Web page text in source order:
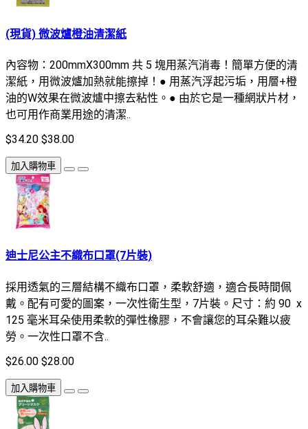
(現貨) 微波爐橙油清潔紙
內容物：200mmX300mm 共 5 塊用蒸汽消毒！簡單方便的清
潔紙，用微波爐加熱就能擦掉！● 用蒸汽浮起污垢，用層+橙
油的W效果在微波爐中擦去粘性。● 由於它是一種網狀片材，
也可用作商業用途的清潔..
$34.20 $38.00
加入購物車
迪士尼公主不織布口罩(7片裝)
採用透氣的三層結構不織布口罩，柔軟舒適，適合長時間佩
戴。配有可愛的圖案，一次性衛生型，7片裝。尺寸：約 90 x
125 毫米耳朵使用柔軟的彈性橡膠，不會讓您的耳朵難以疲
勞。一次性口罩不含..
$26.00 $28.00
加入購物車